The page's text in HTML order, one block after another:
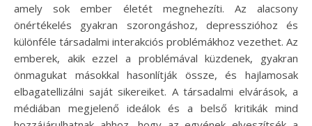
amely sok ember életét megnehezíti. Az alacsony
önértékelés gyakran szorongáshoz, depresszióhoz és
különféle társadalmi interakciós problémákhoz vezethet. Az
emberek, akik ezzel a problémával küzdenek, gyakran
önmagukat másokkal hasonlítják össze, és hajlamosak
elbagatellizálni saját sikereiket. A társadalmi elvárások, a
médiában megjelenő ideálok és a belső kritikák mind